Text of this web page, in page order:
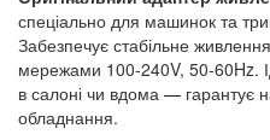
спеціально для машинок та
Забезпечує стабільне
мережами 100-240V, 50-60Hz.
в салоні чи вдома — гарантує
обладнання.